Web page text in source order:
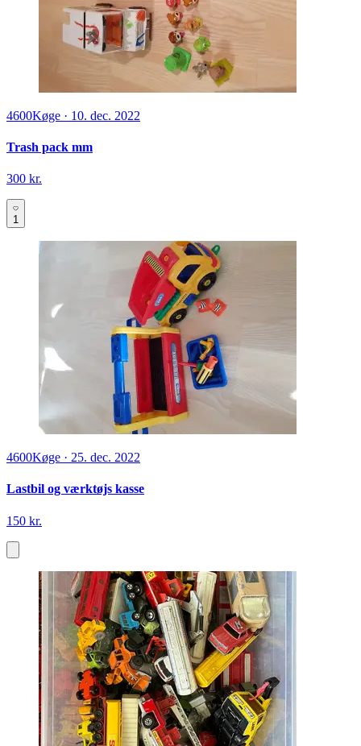
4600Køge · 10. dec. 2022
Trash pack mm
300 kr.
1
4600Køge · 25. dec. 2022
Lastbil og værktøjs kasse
150 kr.